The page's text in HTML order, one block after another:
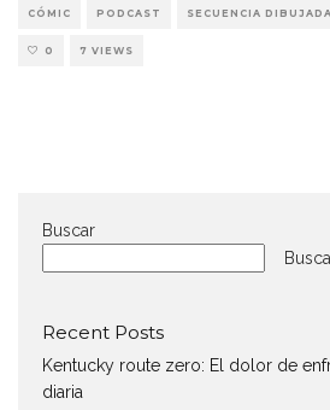
CÓMIC PODCAST SECUENCIA DIBUJADA
0 7 VIEWS
Buscar
Recent Posts
Kentucky route zero: El dolor de
diaria